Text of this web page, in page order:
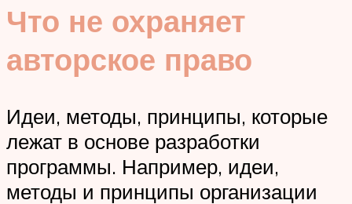
Что не охраняет
авторское право
Идеи, методы, принципы, которые
лежат в основе разработки
программы. Например, идеи,
методы и принципы организации